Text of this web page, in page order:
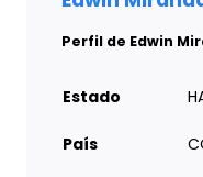
Perfil de Edwin
Estado
País